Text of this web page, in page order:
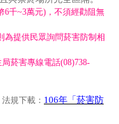
6千~3萬元)，不須經勸阻無
為提供民眾詢問菸害防制相
菸害專線電話(08)738-
規下載： 106年「菸害防